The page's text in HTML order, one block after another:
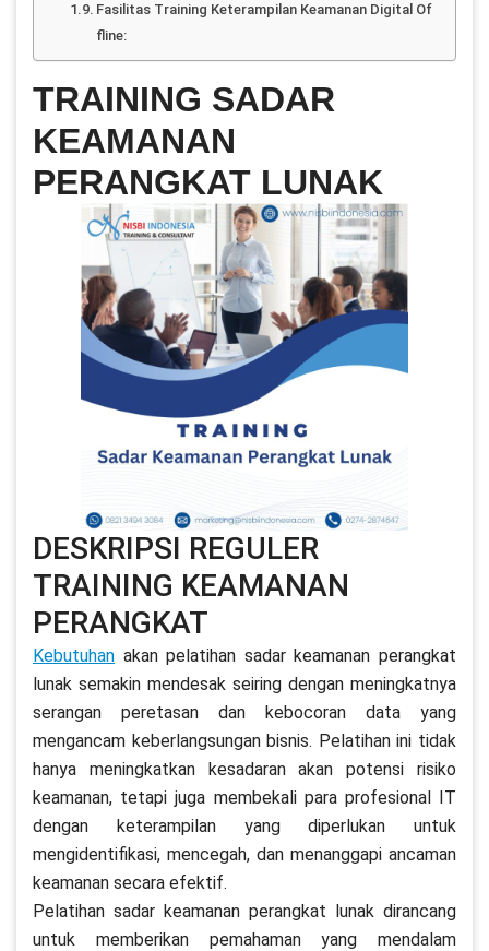
Fasilitas Training Keterampilan Keamanan Digital Of
fline:
TRAINING SADAR
KEAMANAN
PERANGKAT LUNAK
DESKRIPSI REGULER
TRAINING KEAMANAN
PERANGKAT
Kebutuhan akan pelatihan sadar keamanan perangkat
lunak semakin mendesak seiring dengan meningkatnya
serangan peretasan dan kebocoran data yang
mengancam keberlangsungan bisnis. Pelatihan ini tidak
hanya meningkatkan kesadaran akan potensi risiko
keamanan, tetapi juga membekali para profesional IT
dengan keterampilan yang diperlukan untuk
mengidentifikasi, mencegah, dan menanggapi ancaman
keamanan secara efektif.
Pelatihan sadar keamanan perangkat lunak dirancang
untuk memberikan pemahaman yang mendalam